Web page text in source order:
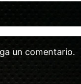
un comentario.